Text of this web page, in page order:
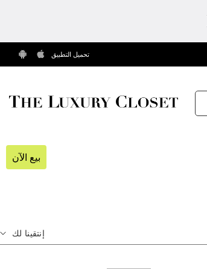
تحميل التطبيق
بيع الآن
إنتقينا لك